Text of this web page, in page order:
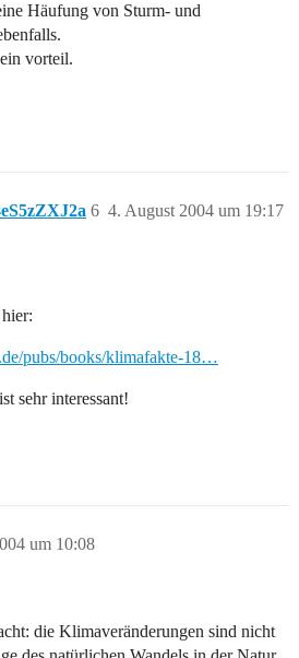
Häufung von Sturm- und
vorteil.
4. August 2004 um 19:17
6
pubs/books/klimafakte-18…
sehr interessant!
um 10:08
die Klimaveränderungen sind nicht